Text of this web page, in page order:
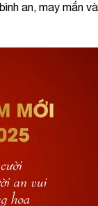
an, may mắn